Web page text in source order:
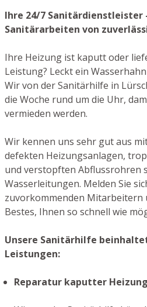
Ihre 24/7 Sanitärdienstleister
Sanitärarbeiten von
Ihre Heizung ist kaputt oder
Leistung? Leckt ein
Wir von der Sanitärhilfe in
die Woche rund um die Uhr,
vermieden werden.
Wir kennen uns sehr gut aus
defekten Heizungsanlagen,
und verstopften Abflussrohren
Wasserleitungen. Melden Sie
zuvorkommenden Mitarbeitern
Bestes, Ihnen so schnell wie
Unsere Sanitärhilfe
Leistungen:
Reparatur kaputter